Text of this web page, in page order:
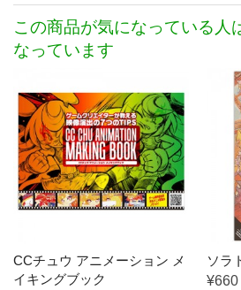
この商品が気になっている人
なっています
CCチュウ アニメーション メ
イキングブック
ソラ
¥660